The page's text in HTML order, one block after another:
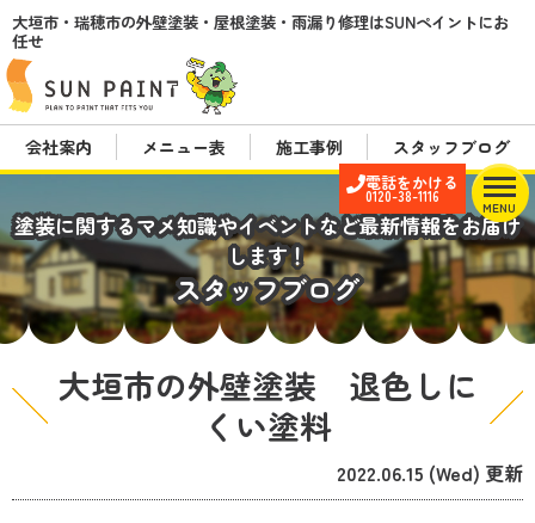
電話をかける
0120-38-1116
MENU
大垣市・瑞穂市の外壁塗装・屋根塗装・雨漏り修理はSUNペイントにお
任せ
会社案内 メニュー表 施工事例 スタッフブログ
塗装に関するマメ知識やイベントなど最新情報をお届け
します！
スタッフブログ
大垣市の外壁塗装 退色しに
くい塗料
2022.06.15 (Wed) 更新